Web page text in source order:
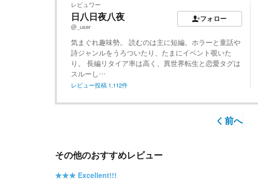
レビュワー
日八日夜八夜
@_user
フォロー
気まぐれ趣味勢。 読むのは主に短編。ホラーと童話や
詩ジャンルをうろついたり、たまにイベント覗いた
り。 長編リタイア率は高く、異世界転生と恋愛タグは
スルーし…
レビュー投稿 1,112件
前へ
その他のおすすめレビュー
★★★ Excellent!!!